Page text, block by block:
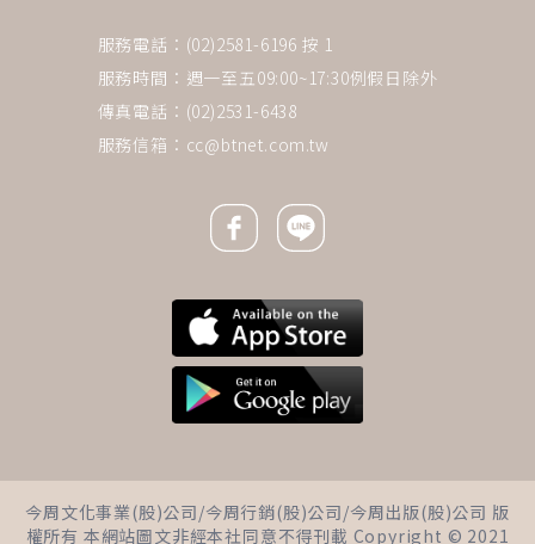
理財要輕鬆，退休後常盤點，但
不用天天盯盤！切記股票不是戀
服務電話：(02)2581-6196 按 1
服務時間：週一至五09:00~17:30例假日除外
傳真電話：(02)2531-6438
服務信箱： cc@btnet.com.tw
Facebook icon
Line icon
今周文化事業(股)公司/今周行銷(股)公司/今周出版(股)公司 版
權所有 本網站圖文非經本社同意不得刊載 Copyright © 2021